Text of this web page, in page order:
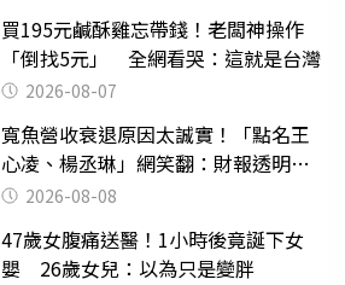
買195元鹹酥雞忘帶錢！老闆神操作
「倒找5元」 全網看哭：這就是台灣
2026-08-07
寬魚營收衰退原因太誠實！「點名王
心凌、楊丞琳」網笑翻：財報透明度
滿分2026-08-08
47歲女腹痛送醫！1小時後竟誕下女
嬰 26歲女兒：以為只是變胖